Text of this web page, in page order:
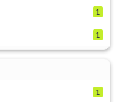
1
1
1